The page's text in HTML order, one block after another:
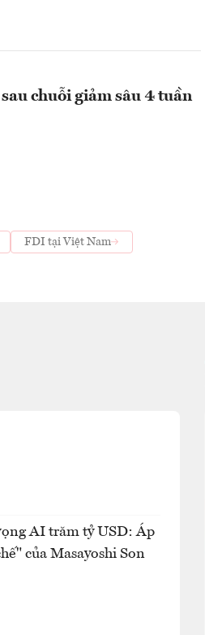
chuỗi giảm sâu 4 tuần
FDI tại Việt Nam
AI trăm tỷ USD: Áp
của Masayoshi Son